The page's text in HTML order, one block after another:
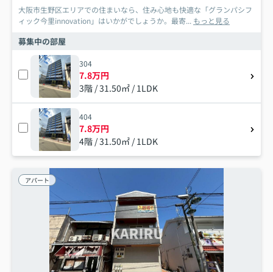
大阪市生野区エリアでの住まいなら、住み心地も快適な「グランパシフ
ィック今里innovation」はいかがでしょうか。最寄... もっと見る
募集中の部屋
304
7.8万円
3階 / 31.50㎡ / 1LDK
404
7.8万円
4階 / 31.50㎡ / 1LDK
アパート